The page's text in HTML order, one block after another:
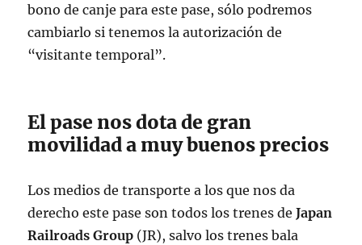
bono de canje para este pase, sólo podremos
cambiarlo si tenemos la autorización de
“visitante temporal”.
El pase nos dota de gran
movilidad a muy buenos precios
Los medios de transporte a los que nos da
derecho este pase son todos los trenes deJapan
Railroads Group (JR), salvo los trenes bala